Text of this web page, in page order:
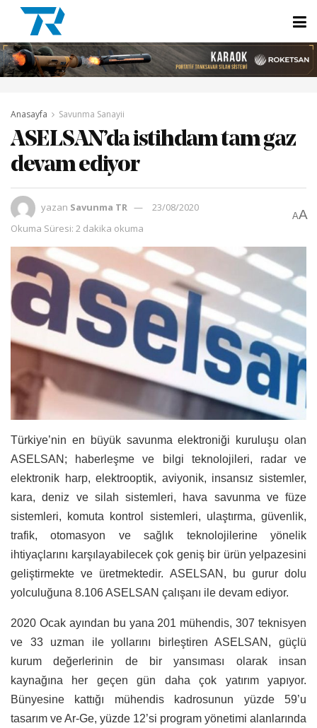
Anasayfa Savunma Sanayii
ASELSAN’da istihdam tam gaz
devam ediyor
yazan Savunma TR
23/08/2020
Okuma Süresi: 2 dakika okuma
AA
Türkiye’nin en büyük savunma elektroniği kuruluşu olan
ASELSAN; haberleşme ve bilgi teknolojileri, radar ve
elektronik harp, elektrooptik, aviyonik, insansız sistemler,
kara, deniz ve silah sistemleri, hava savunma ve füze
sistemleri, komuta kontrol sistemleri, ulaştırma, güvenlik,
trafik, otomasyon ve sağlık teknolojilerine yönelik
ihtiyaçlarını karşılayabilecek çok geniş bir ürün yelpazesini
geliştirmekte ve üretmektedir. ASELSAN, bu gurur dolu
yolculuğuna 8.106 ASELSAN çalışanı ile devam ediyor.
2020 Ocak ayından bu yana 201 mühendis, 307 teknisyen
ve 33 uzman ile yollarını birleştiren ASELSAN, güçlü
kurum değerlerinin de bir yansıması olarak insan
kaynağına her geçen gün daha çok yatırım yapıyor.
Bünyesine kattığı mühendis kadrosunun yüzde 59’u
tasarım ve Ar-Ge, yüzde 12’si program yönetimi alanlarında